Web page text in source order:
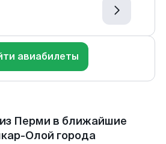
авиабилеты
Перми в ближайшие
Олой города